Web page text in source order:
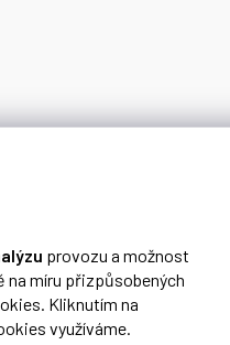
provozu a možnost
na míru přizpůsobených
Kliknutím na
využíváme.